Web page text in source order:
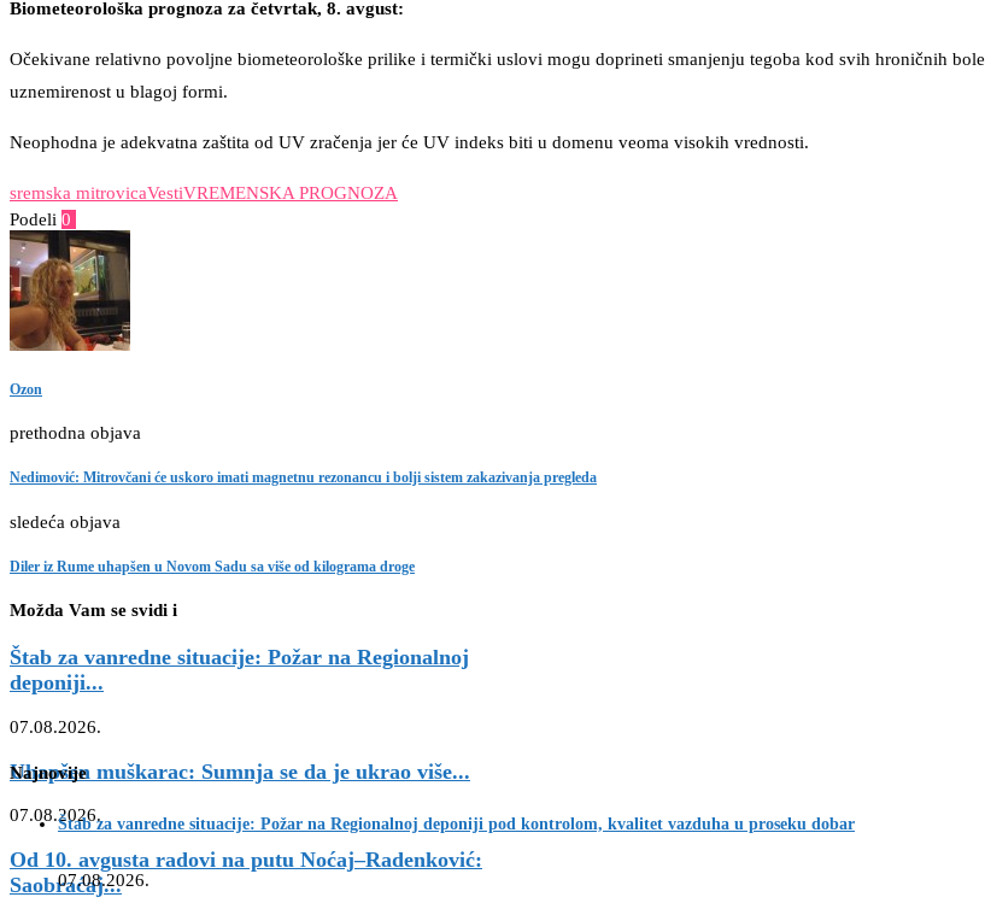
Biometeorološka prognoza za četvrtak, 8. avgust:
Očekivane relativno povolјne biometeorološke prilike i termički uslovi mogu doprineti smanjenju tegoba kod svih hroničnih
uznemirenost u blagoj formi.
Neophodna je adekvatna zaštita od UV zračenja jer će UV indeks biti u domenu veoma visokih vrednosti.
sremska mitrovicaVestiVREMENSKA PROGNOZA
Podeli 0
Ozon
prethodna objava
Nedimović: Mitrovčani će uskoro imati magnetnu rezonancu i bolji sistem zakazivanja pregleda
sledeća objava
Diler iz Rume uhapšen u Novom Sadu sa više od kilograma droge
Možda Vam se svidi i
Štab za vanredne situacije: Požar na Regionalnoj
deponiji...
07.08.2026.
Uhapšen muškarac: Sumnja se da je ukrao više...
07.08.2026.
Od 10. avgusta radovi na putu Noćaj–Radenković:
Saobraćaj...
Najnovije
Štab za vanredne situacije: Požar na Regionalnoj deponiji pod kontrolom, kvalitet vazduha u proseku dobar
07.08.2026.